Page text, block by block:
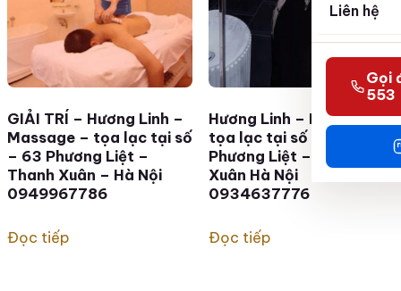
Liên hệ
Gọi
553
GIẢI TRÍ – Hương Linh –
Massage – tọa lạc tại số
– 63 Phương Liệt –
Thanh Xuân – Hà Nội
0949967786
Đọc tiếp
Hương Linh – Massage –
tọa lạc tại số – 63
Phương Liệt – Thanh
Xuân Hà Nội
0934637776
Đọc tiếp